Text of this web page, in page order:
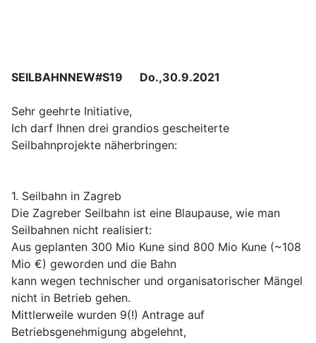
SEILBAHNNEW#S19 Do.,30.9.2021
Sehr geehrte Initiative,
Ich darf Ihnen drei grandios gescheiterte
Seilbahnprojekte näherbringen:
1. Seilbahn in Zagreb
Die Zagreber Seilbahn ist eine Blaupause, wie man
Seilbahnen nicht realisiert:
Aus geplanten 300 Mio Kune sind 800 Mio Kune (~108
Mio €) geworden und die Bahn
kann wegen technischer und organisatorischer Mängel
nicht in Betrieb gehen.
Mittlerweile wurden 9(!) Antrage auf
Betriebsgenehmigung abgelehnt,